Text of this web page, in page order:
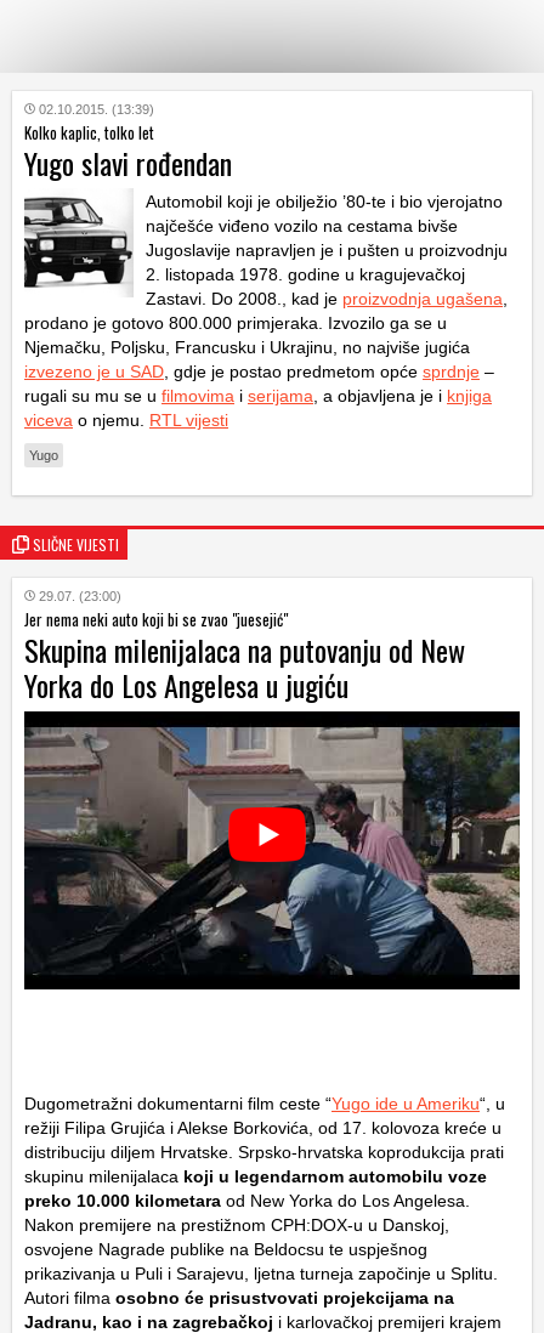
KATEGORIJE
HRVATSKI
WEB
02.10.2015. (13:39)
Kolko kaplic, tolko let
Yugo slavi rođendan
Automobil koji je obilježio ’80-te i bio vjerojatno
najčešće viđeno vozilo na cestama bivše
Jugoslavije napravljen je i pušten u proizvodnju
2. listopada 1978. godine u kragujevačkoj
Zastavi. Do 2008., kad je proizvodnja ugašena
prodano je gotovo 800.000 primjeraka. Izvozilo ga se u
Njemačku, Poljsku, Francusku i Ukrajinu, no najviše jugića
izvezeno je u SAD , gdje je postao predmetom opće sprdnje –
rugali su mu se u filmovima i serijama , a objavljena je i knjiga
viceva o njemu. RTL vijesti
Yugo
SLIČNE VIJESTI
29.07. (23:00)
Jer nema neki auto koji bi se zvao "juesejić"
Skupina milenijalaca na putovanju od New
Yorka do Los Angelesa u jugiću
Dugometražni dokumentarni film ceste “Yugo ide u Ameriku“, u
režiji Filipa Grujića i Alekse Borkovića, od 17. kolovoza kreće u
distribuciju diljem Hrvatske. Srpsko-hrvatska koprodukcija prati
skupinu milenijalaca koji u legendarnom automobilu voze
preko 10.000 kilometara od New Yorka do Los Angelesa.
Nakon premijere na prestižnom CPH:DOX-u u Danskoj,
osvojene Nagrade publike na Beldocsu te uspješnog
prikazivanja u Puli i Sarajevu, ljetna turneja započinje u Splitu.
Autori filma osobno će prisustvovati projekcijama na
Jadranu, kao i na zagrebačkoj i karlovačkoj premijeri krajem